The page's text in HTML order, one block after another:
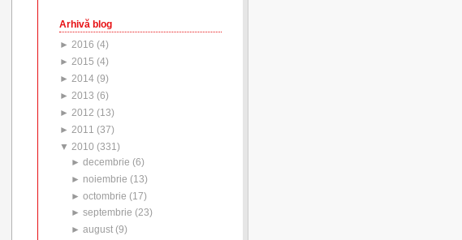
Arhivă blog
► 2016 (4)
► 2015 (4)
► 2014 (9)
► 2013 (6)
► 2012 (13)
► 2011 (37)
▼ 2010 (331 )
►decembrie (6)
► noiembrie (13)
►octombrie (17)
►septembrie (23)
►august (9)